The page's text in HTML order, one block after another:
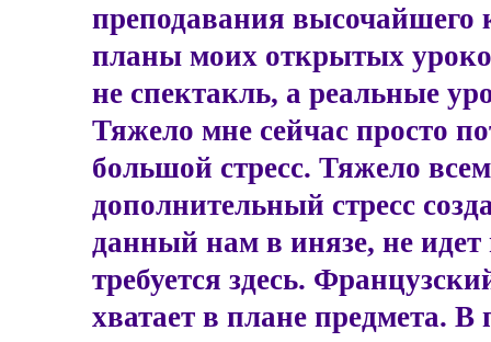
преподавания высочайшего
планы моих открытых
не спектакль, а реальные
Тяжело мне сейчас просто
большой стресс. Тяжело
дополнительный стресс
данный нам в инязе, не идет
требуется здесь.
хватает в плане предмета. В